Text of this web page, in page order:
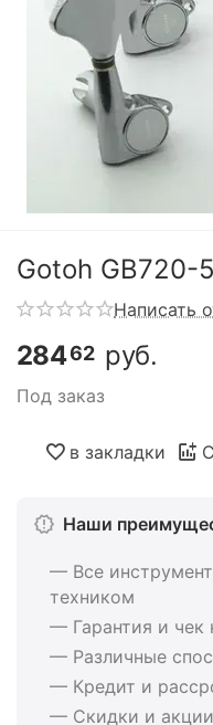
Gotoh GB720-
Написать
28462 руб.
Под заказ
в закладки
Наши
— Все
техником
— Гарантия и чек
— Различные
— Кредит и
— Скидки и акции